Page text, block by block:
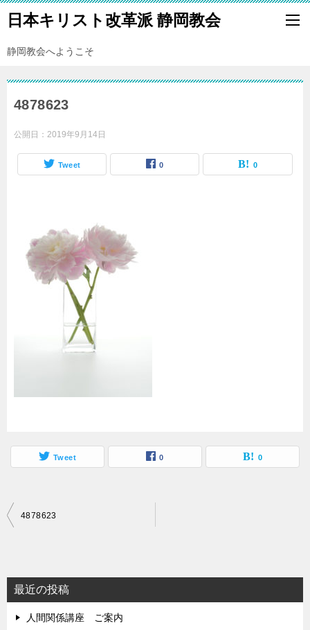
日本キリスト改革派 静岡教会
静岡教会へようこそ
4878623
公開日： 2019年9月14日
Tweet 0 0
Tweet 0 0
投
ビ
ゲ
ー
4878623
最近の投稿
人間関係講座 ご案内